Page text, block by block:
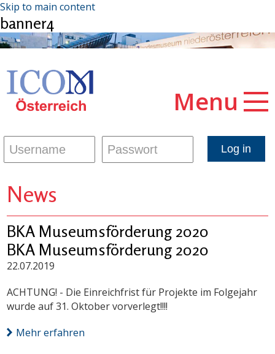
Skip to main content
banner4
Menu
News
BKA Museumsförderung 2020
BKA Museumsförderung 2020
22.07.2019
ACHTUNG! - Die Einreichfrist für Projekte im Folgejahr
wurde auf 31. Oktober vorverlegt!!!!
Mehr erfahren